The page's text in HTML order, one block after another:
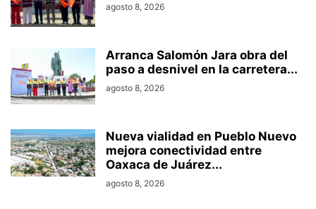
agosto 8, 2026
Arranca Salomón Jara obra del
paso a desnivel en la carretera...
agosto 8, 2026
Nueva vialidad en Pueblo Nuevo
mejora conectividad entre
Oaxaca de Juárez...
agosto 8, 2026